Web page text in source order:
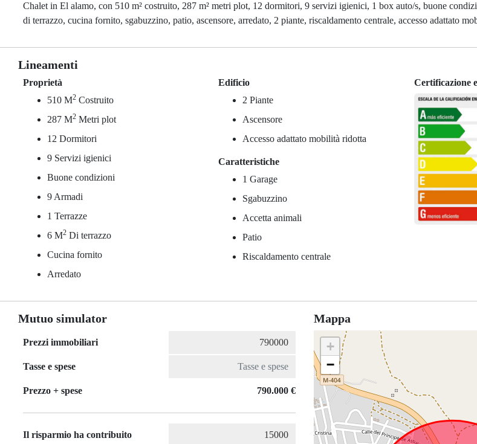
Chalet in El alamo, con 510 m² costruito, 287 m² metri plot, 12 dormitori, 9 servizi igienici, 1 box auto/s, buone
di terrazzo, cucina fornito, sgabuzzino, patio, ascensore, arredato, 2 piante, riscaldamento centrale, accesso adattato
Lineamenti
Proprietà
510 M2 Costruito
287 M2 Metri plot
12 Dormitori
9 Servizi igienici
Buone condizioni
9 Armadi
1 Terrazze
6 M2 Di terrazzo
Cucina fornito
Arredato
Edificio
2 Piante
Ascensore
Accesso adattato mobilità ridotta
Caratteristiche
1 Garage
Sgabuzzino
Accetta animali
Patio
Riscaldamento centrale
Certificazione
Mutuo simulator
Prezzi immobiliari
Tasse e spese
Prezzo + spese 790.000 €
Il risparmio ha contribuito
Mappa
+
−